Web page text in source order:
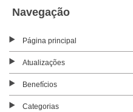
Navegação
Página principal
Atualizações
Benefícios
Categorias